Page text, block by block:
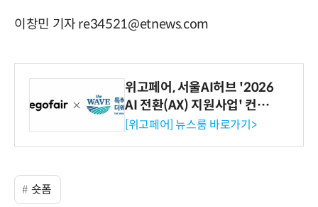
이창민 기자 re34521@etnews.com
위고페어, 서울AI허브 '2026
AI 전환(AX) 지원사업' 컨소
시엄 선정
[위고페어] 뉴스룸 바로가기>
숏폼